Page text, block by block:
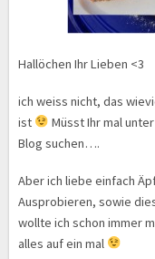
Hallöchen Ihr Lieben <3
ich weiss nicht, das
ist
Müsst Ihr mal
Blog suchen….
Aber ich liebe einfach
Ausprobieren, sowie
wollte ich schon immer
alles auf ein mal